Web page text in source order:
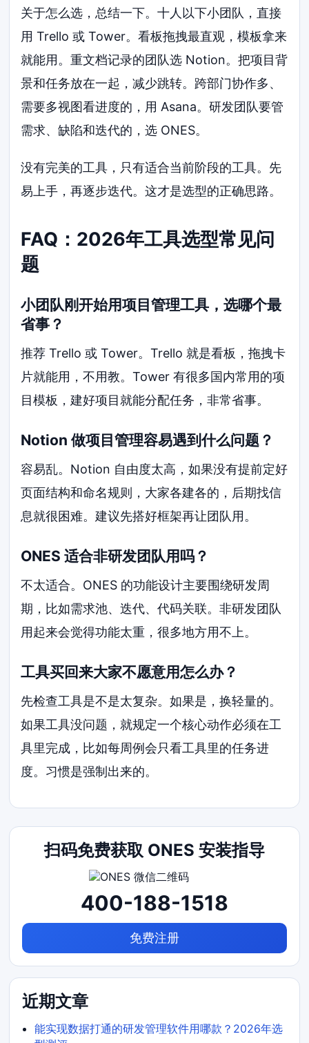
关于怎么选，总结一下。十人以下小团队，直接
用 Trello 或 Tower。看板拖拽最直观，模板拿来
就能用。重文档记录的团队选 Notion。把项目背
景和任务放在一起，减少跳转。跨部门协作多、
需要多视图看进度的，用 Asana。研发团队要管
需求、缺陷和迭代的，选 ONES。
没有完美的工具，只有适合当前阶段的工具。先
易上手，再逐步迭代。这才是选型的正确思路。
FAQ：2026年工具选型常见问
题
小团队刚开始用项目管理工具，选哪个最
省事？
推荐 Trello 或 Tower。Trello 就是看板，拖拽卡
片就能用，不用教。Tower 有很多国内常用的项
目模板，建好项目就能分配任务，非常省事。
Notion 做项目管理容易遇到什么问题？
容易乱。Notion 自由度太高，如果没有提前定好
页面结构和命名规则，大家各建各的，后期找信
息就很困难。建议先搭好框架再让团队用。
ONES 适合非研发团队用吗？
不太适合。ONES 的功能设计主要围绕研发周
期，比如需求池、迭代、代码关联。非研发团队
用起来会觉得功能太重，很多地方用不上。
工具买回来大家不愿意用怎么办？
先检查工具是不是太复杂。如果是，换轻量的。
如果工具没问题，就规定一个核心动作必须在工
具里完成，比如每周例会只看工具里的任务进
度。习惯是强制出来的。
扫码免费获取 ONES 安装指导
400-188-1518
免费注册
近期文章
能实现数据打通的研发管理软件用哪款？2026年选